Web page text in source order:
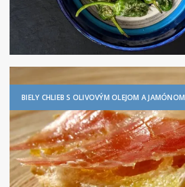
BIELY CHLIEB S OLIVOVÝM OLEJOM A JAMÓNOM